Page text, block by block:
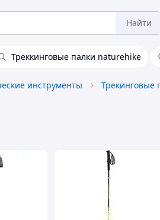
Найти
Треккинговые палки naturehike
инструменты